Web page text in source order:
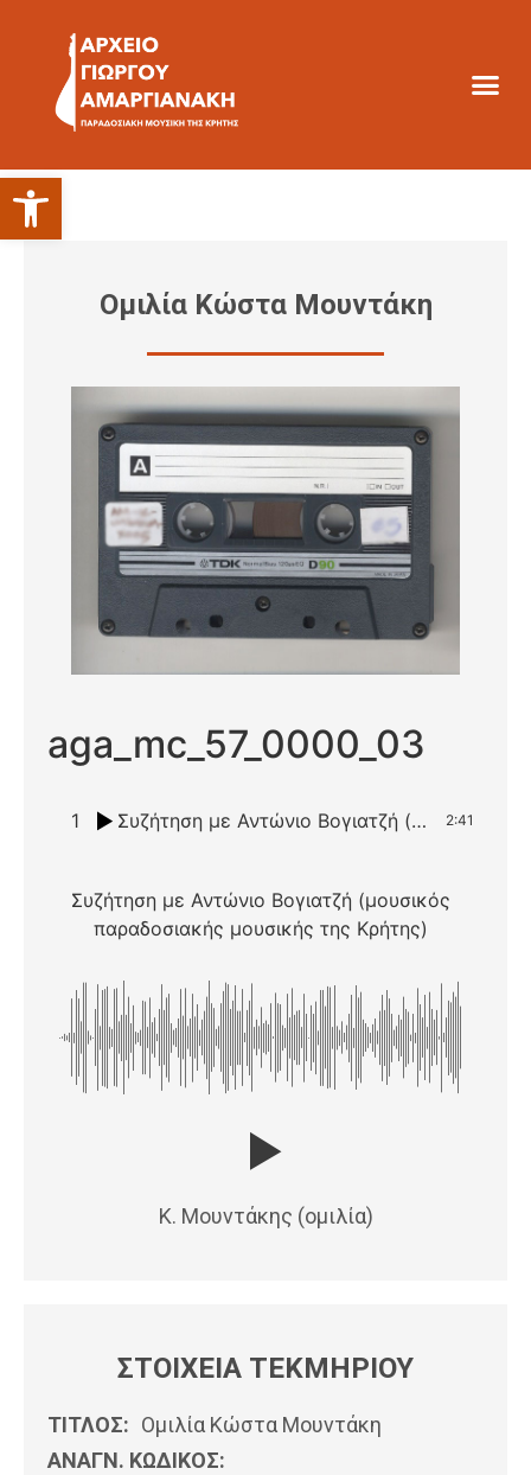
Ανοίξτε τη γραμμή εργαλείων
Ομιλία Κώστα Μουντάκη
aga_mc_57_0000_03
1 Συζήτηση με Αντώνιο Βογιατζή (μουσικός παραδοσιακής μουσικής της Κρήτης) 2:41
Συζήτηση με Αντώνιο Βογιατζή (μουσικός
παραδοσιακής μουσικής της Κρήτης)
Κ. Μουντάκης (ομιλία)
ΣΤΟΙΧΕΙΑ ΤΕΚΜΗΡΙΟΥ
ΤΙΤΛΟΣ: Ομιλία Κώστα Μουντάκη
ΑΝΑΓΝ. ΚΩΔΙΚΟΣ: